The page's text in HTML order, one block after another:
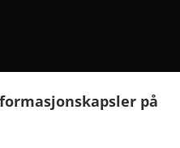
på
Tirajana